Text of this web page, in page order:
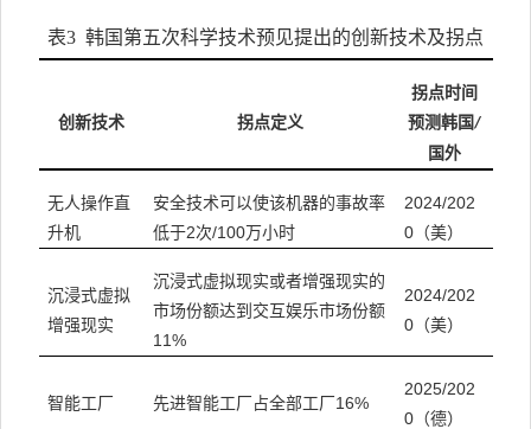
表3 韩国第五次科学技术预见提出的创新技术及拐点
创新技术 拐点定义
拐点时间
预测韩国/
国外
无人操作直
升机
安全技术可以使该机器的事故率
低于2次/100万小时
2024/202
0（美）
沉浸式虚拟
增强现实
沉浸式虚拟现实或者增强现实的
市场份额达到交互娱乐市场份额
11%
2024/202
0（美）
智能工厂 先进智能工厂占全部工厂16%
2025/202
0（德）